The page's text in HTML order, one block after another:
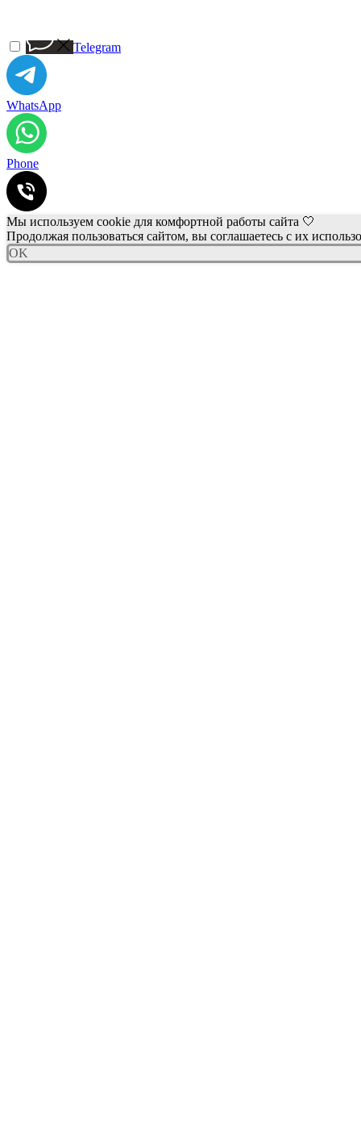
Telegram
WhatsApp
Phone
Мы используем cookie для комфортной работы сайта 🤍
Продолжая пользоваться сайтом, вы соглашаетесь с их
OK